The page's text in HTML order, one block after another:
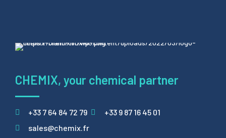
CHEMIX, your chemical partner
+33 7 64 84 72 79
+33 9 87 16 45 01
sales@chemix.fr